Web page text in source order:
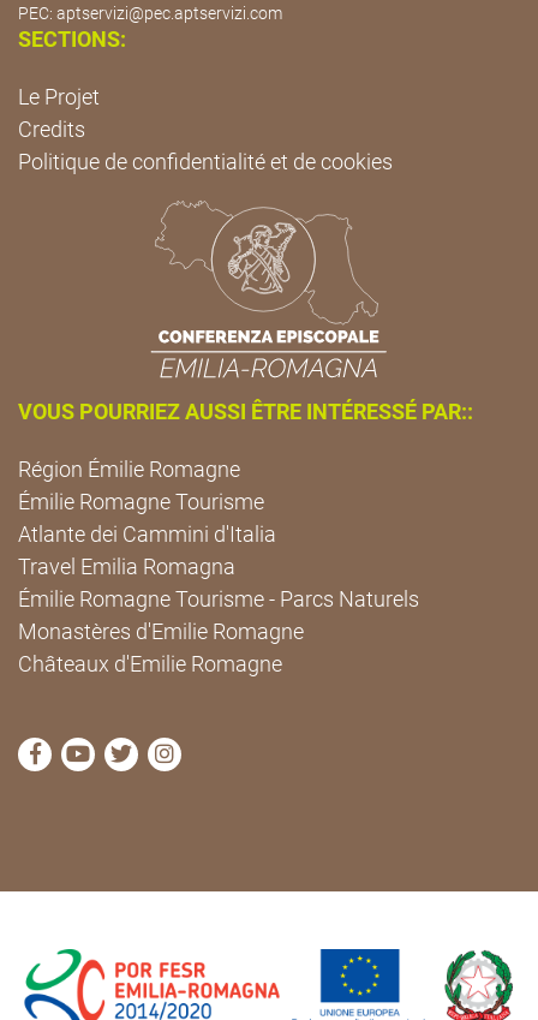
PEC: aptservizi@pec.aptservizi.com
SECTIONS:
Le Projet
Credits
Politique de confidentialité et de cookies
VOUS POURRIEZ AUSSI ÊTRE INTÉRESSÉ PAR::
Région Émilie Romagne
Émilie Romagne Tourisme
Atlante dei Cammini d'Italia
Travel Emilia Romagna
Émilie Romagne Tourisme - Parcs Naturels
Monastères d'Emilie Romagne
Châteaux d'Emilie Romagne
Visitez la page Facebook de Cammini Emilia-
Visitez la page YouTube de Cammini Emilia-
Visitez la page Twitter de Cammini Emilia-
Visitez la page Instagram de Cammini